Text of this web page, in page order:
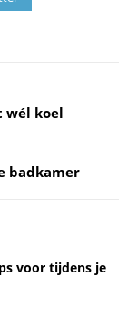
wél koel
badkamer
voor tijdens je